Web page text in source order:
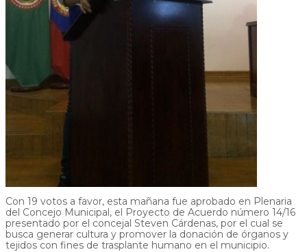
Con 19 votos a favor, esta mañana fue aprobado en Plenaria
del Concejo Municipal, el Proyecto de Acuerdo número 14/16
presentado por el concejal Steven Cárdenas, por el cual se
busca generar cultura y promover la donación de órganos y
tejidos con fines de trasplante humano en el municipio.